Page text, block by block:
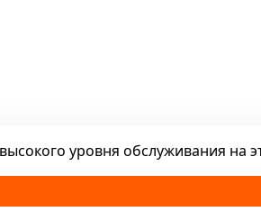
Каталог
уровня обслуживания на